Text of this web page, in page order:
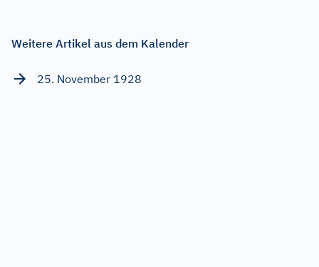
Weitere Artikel aus dem Kalender
25. November 1928